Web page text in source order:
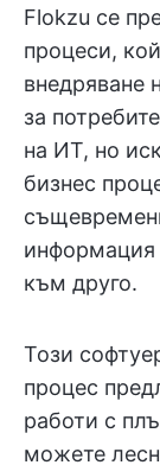
Flokzu се
процеси,
внедряване
за
на ИТ, но
бизнес
информация
към друго.
Този
процес
работи с
можете